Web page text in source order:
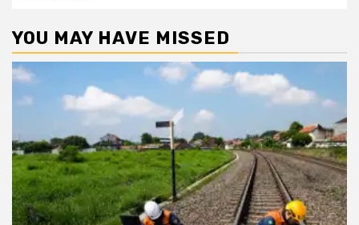
YOU MAY HAVE MISSED